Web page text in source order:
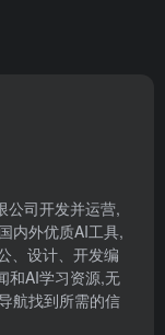
公司开发并运营,
内外优质AI工具,
、设计、开发编
和AI学习资源,无
航找到所需的信